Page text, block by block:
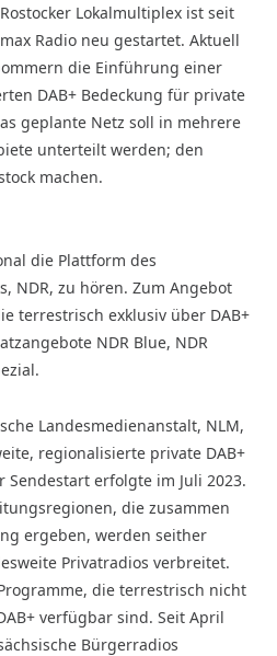
Lokalmultiplex ist seit
Radio neu gestartet. Aktuell
die Einführung einer
DAB+ Bedeckung für private
geplante Netz soll in mehrere
unterteilt werden; den
machen.
die Plattform des
NDR, zu hören. Zum Angebot
terrestrisch exklusiv über DAB+
NDR Blue, NDR
Landesmedienanstalt, NLM,
regionalisierte private DAB+
erfolgte im Juli 2023.
die zusammen
ergeben, werden seither
Privatradios verbreitet.
die terrestrisch nicht
verfügbar sind. Seit April
Bürgerradios